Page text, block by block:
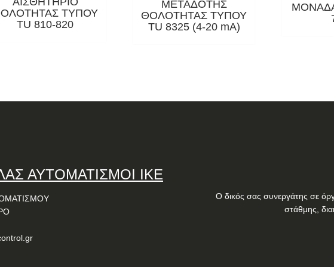
ΤΥΠΟΥ
TU 810-820
ΜΕΤΑΔΟΤΗΣ
ΘΟΛΟΤΗΤΑΣ ΤΥΠΟΥ
TU 8325 (4-20 mA)
ΑΥΤΟΜΑΤΙΣΜΟΙ ΙΚΕ
Ο δικός σας συνεργάτης σε
στάθμης,